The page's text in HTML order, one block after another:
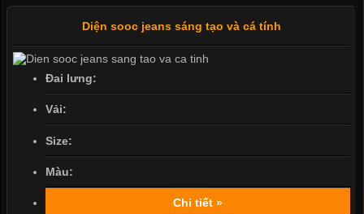
Diện sooc jeans sáng tạo và cá tính
Đai lưng:
Vải:
Size:
Màu:
Chi tiết »